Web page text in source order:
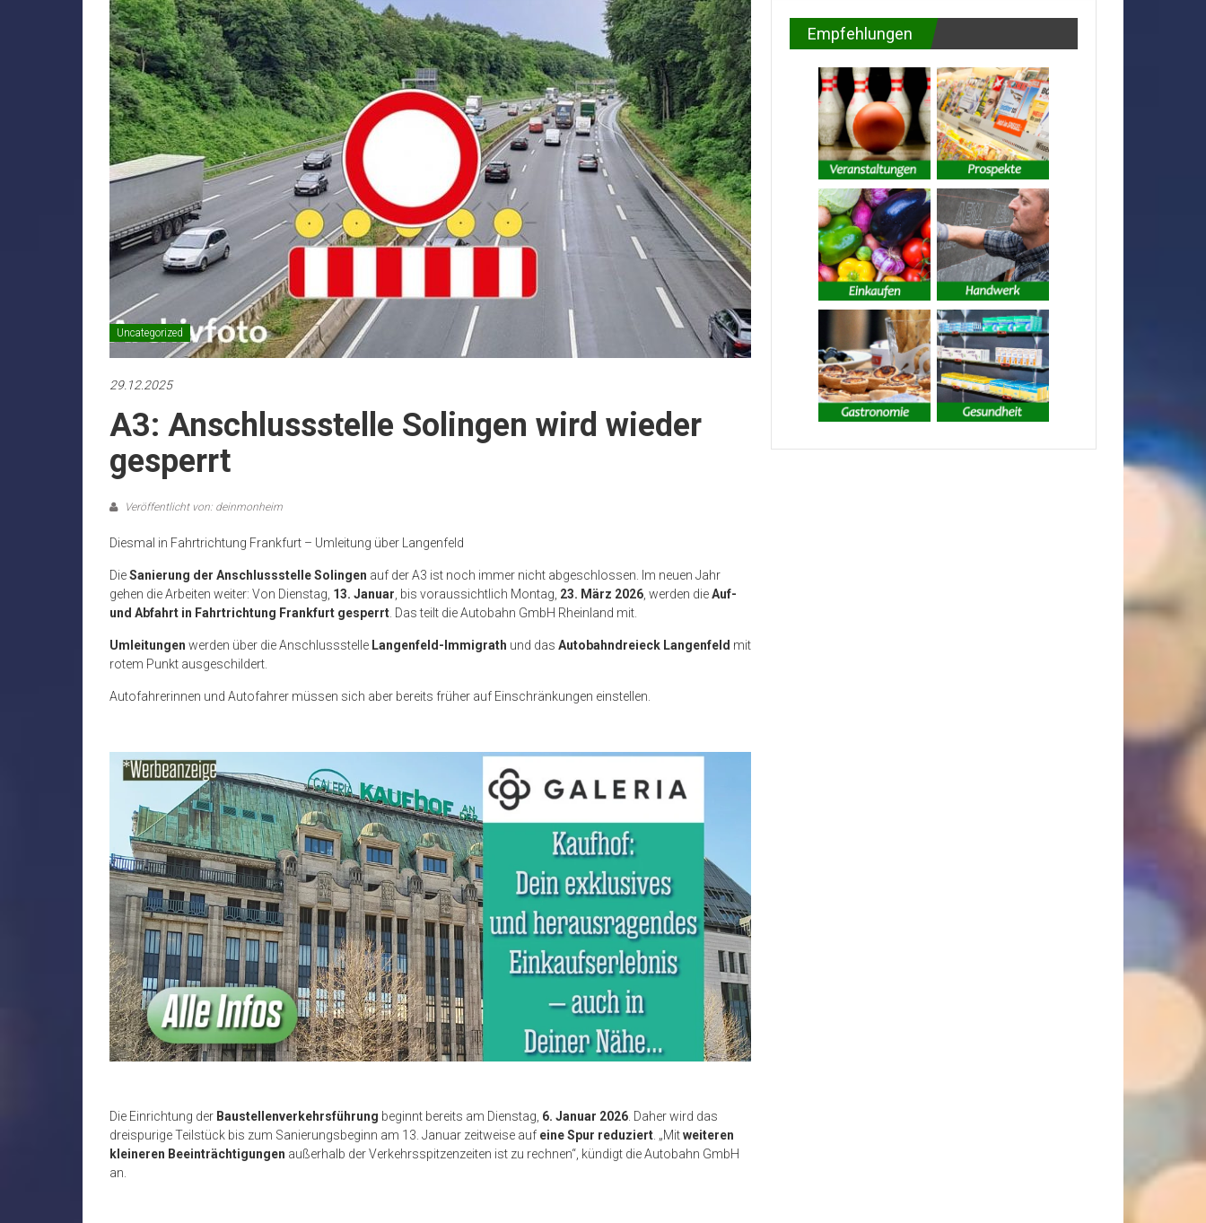
Uncategorized
29.12.2025
A3: Anschlussstelle Solingen wird wieder
gesperrt
Veröffentlicht von: deinmonheim
Diesmal in Fahrtrichtung Frankfurt – Umleitung über Langenfeld
DieSanierung der Anschlussstelle Solingen auf der A3 ist noch immer nicht abgeschlossen. Im neuen Jahr
gehen die Arbeiten weiter: Von Dienstag, 13. Januar , bis voraussichtlich Montag, 23. März 2026 , werden dieAuf-
und Abfahrt in Fahrtrichtung Frankfurt gesperrt . Das teilt die Autobahn GmbH Rheinland mit.
Umleitungen werden über die Anschlussstelle Langenfeld-Immigrath und das Autobahndreieck Langenfeld mit
rotem Punkt ausgeschildert.
Autofahrerinnen und Autofahrer müssen sich aber bereits früher auf Einschränkungen einstellen.
Die Einrichtung der Baustellenverkehrsführung beginnt bereits am Dienstag, 6. Januar 2026 . Daher wird das
dreispurige Teilstück bis zum Sanierungsbeginn am 13. Januar zeitweise auf eine Spur reduziert . „Mitweiteren
kleineren Beeinträchtigungen außerhalb der Verkehrsspitzenzeiten ist zu rechnen“, kündigt die Autobahn GmbH
an.
Empfehlungen